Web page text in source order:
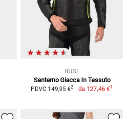
BÜSE
Santerno Giacca In Tessuto
PDVC 149,95 €2 da 127,46 €1